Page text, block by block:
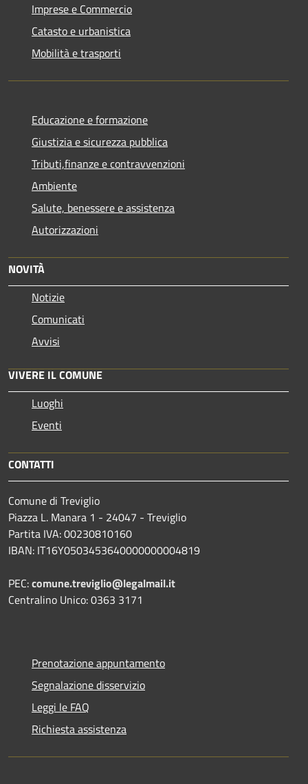
Imprese e Commercio
Catasto e urbanistica
Mobilità e trasporti
Educazione e formazione
Giustizia e sicurezza pubblica
Tributi,finanze e contravvenzioni
Ambiente
Salute, benessere e assistenza
Autorizzazioni
NOVITÀ
Notizie
Comunicati
Avvisi
VIVERE IL COMUNE
Luoghi
Eventi
CONTATTI
Comune di Treviglio
Piazza L. Manara 1 - 24047 - Treviglio
Partita IVA: 00230810160
IBAN: IT16Y0503453640000000004819
PEC:comune.treviglio@legalmail.it
Centralino Unico: 0363 3171
Prenotazione appuntamento
Segnalazione disservizio
Leggi le FAQ
Richiesta assistenza